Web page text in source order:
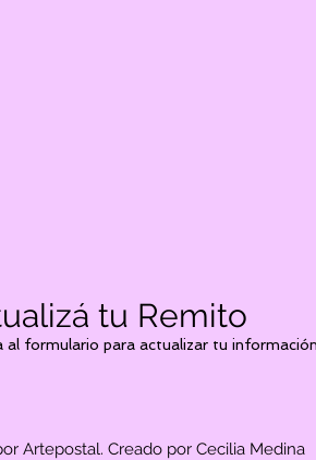
tu Remito
al formulario para actualizar tu información
Artepostal. Creado por Cecilia Medina